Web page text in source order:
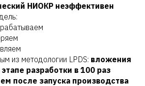
НИОКР неэффективен
из методологии LPDS: вложения
разработки в 100 раз
после запуска производства